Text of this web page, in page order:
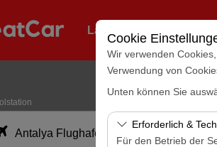
Cookie
Wir verwenden
Verwendung von
Unten können Sie
Erforderlich &
Für den Betrieb der
Langfristige
Antalya Flughafen (AYT)